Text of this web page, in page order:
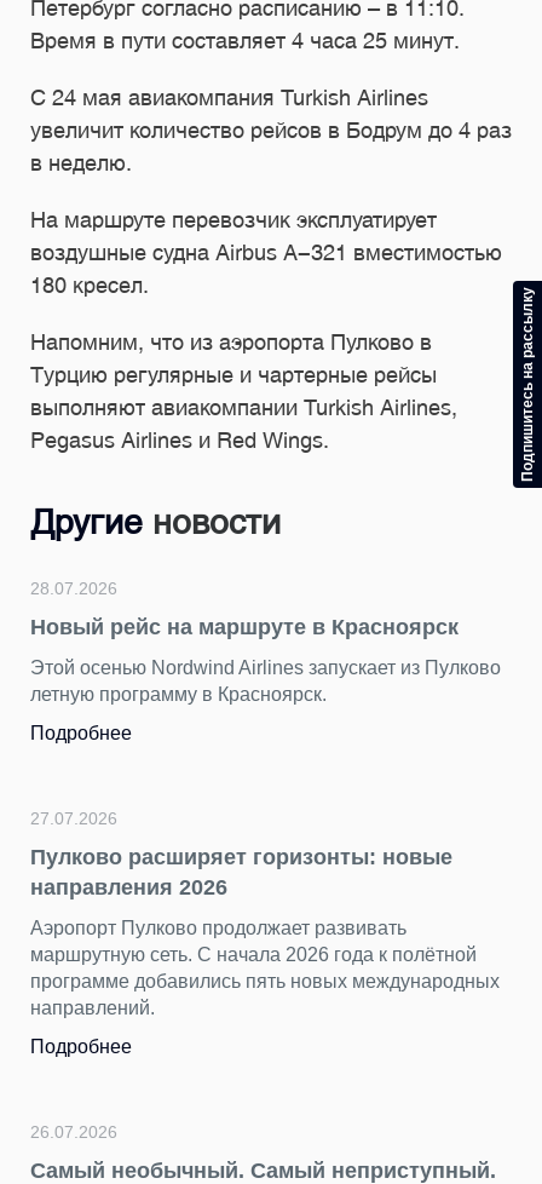
Петербург согласно расписанию – в 11:10.
Время в пути составляет 4 часа 25 минут.
C 24 мая авиакомпания Turkish Airlines
увеличит количество рейсов в Бодрум до 4 раз
в неделю.
На маршруте перевозчик эксплуатирует
воздушные судна Airbus A-321 вместимостью
180 кресел.
Напомним, что из аэропорта Пулково в
Турцию регулярные и чартерные рейсы
выполняют авиакомпании Turkish Airlines,
Pegasus Airlines и Red Wings.
Другие новости
из Пулково
новые
к полётной
международных
Подводим итоги
герой — Пулково»
За последние недели мы получили
23.07.2026
«Нечего смотреть» — самый
несправедливый миф о
Подпишитесь на рассылку